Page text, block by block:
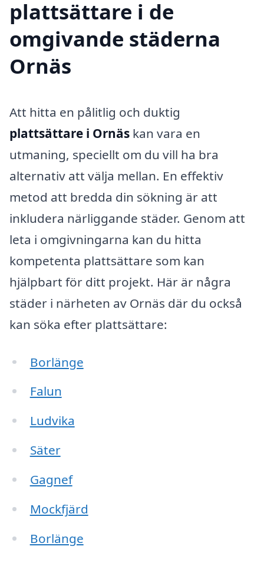
plattsättare i de
omgivande städerna
Ornäs
Att hitta en pålitlig och duktig
plattsättare i Ornäs kan vara en
utmaning, speciellt om du vill ha bra
alternativ att välja mellan. En effektiv
metod att bredda din sökning är att
inkludera närliggande städer. Genom att
leta i omgivningarna kan du hitta
kompetenta plattsättare som kan
hjälpbart för ditt projekt. Här är några
städer i närheten av Ornäs där du också
kan söka efter plattsättare:
Borlänge
Falun
Ludvika
Säter
Gagnef
Mockfjärd
Borlänge